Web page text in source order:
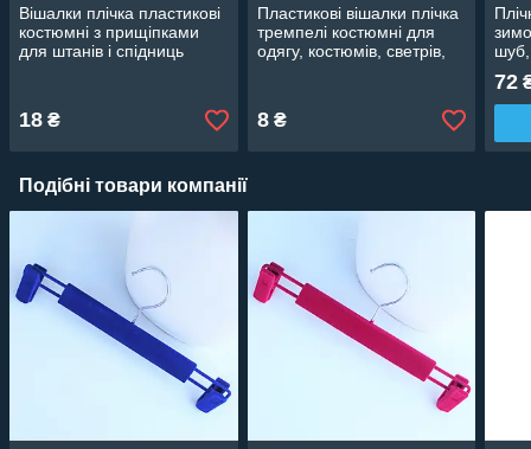
Вішалки плічка пластикові
костюмні з прищіпками
для штанів і спідниць
18 ₴
Пластикові вішалки плічка
тремпелі костюмні для
одягу, костюмів, светрів,
8₴
шуб,
72
Подібні товари компанії